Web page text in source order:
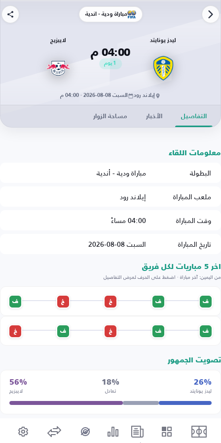
مباراة ودية - أندية
ليدز يونايتد
04:00 م
1 يوم
لايبزيج
إيلاند رود السبت 08-08-2026 · 04:00 م
التفاصيل الأخبار مساحة الزوار
معلومات اللقاء
البطولة
مباراة ودية - أندية
ملعب المباراة
إيلاند رود
وقت المباراة
04:00 مساءً
تاريخ المباراة
السبت 08-08-2026
اخر 5 مباريات لكل فريق
من اليمين: آخر مباراة · اضغط على الحرف لعرض التفاصيل
ف ف خ خ ف
ف ف خ ف خ
تصويت الجمهور
26%
ليدز يونايتد
18%
تعادل
56%
لايبزيج